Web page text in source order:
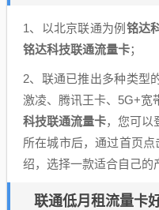
1、以北京联通为例 铭达
铭达科技联通流量卡；
2、联通已推出多种类型
激凌、腾讯王卡、5G+宽
科技联通流量卡，您可以
所在城市后，通过首页点
绍，选择一款适合自己的
联通低月租流量卡